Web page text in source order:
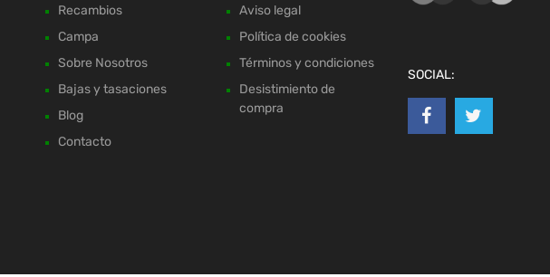
Recambios
Campa
Sobre Nosotros
Bajas y tasaciones
Blog
Contacto
Aviso legal
Política de cookies
Términos y condiciones
Desistimiento de
compra
SOCIAL: